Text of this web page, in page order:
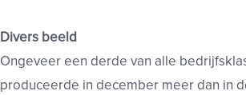
Divers beeld
Ongeveer een derde van alle
produceerde in december meer dan in